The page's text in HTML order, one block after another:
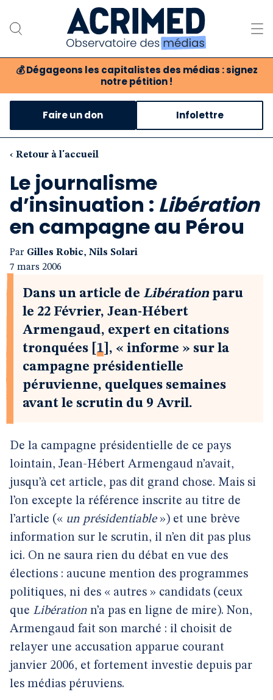
💰 Dégageons les capitalistes des médias : signez
notre pétition !
Notre association
Notre critique des médias
Nos propositions
Notre revue
Boutique
Faire un don Infolettre
‹ Retour à l'accueil
Le journalisme
d’insinuation : Libération
en campagne au Pérou
Par Gilles Robic, Nils Solari
7 mars 2006
Dans un article de Libération paru
le 22 Février, Jean-Hébert
Armengaud, expert en citations
tronquées
1 , « informe » sur la
campagne présidentielle
péruvienne, quelques semaines
avant le scrutin du 9 Avril.
De la campagne présidentielle de ce pays
lointain, Jean-Hébert Armengaud n’avait,
jusqu’à cet article, pas dit grand chose. Mais si
l’on excepte la référence inscrite au titre de
l’article (« un présidentiable») et une brève
information sur le scrutin, il n’en dit pas plus
ici. On ne saura rien du débat en vue des
élections : aucune mention des programmes
politiques, ni des « autres » candidats (ceux
que Libération n’a pas en ligne de mire). Non,
Armengaud fait son marché : il choisit de
relayer une accusation apparue courant
janvier 2006, et fortement investie depuis par
les médias péruviens.